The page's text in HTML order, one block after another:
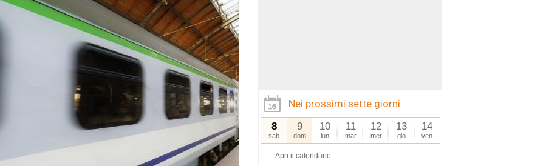
Nei prossimi sette giorni
8
sab
9
dom
10
lun
11
mar
12
mer
13
gio
14
ven
Apri il calendario